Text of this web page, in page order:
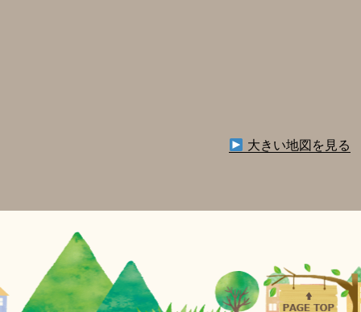
大きい地図を見る